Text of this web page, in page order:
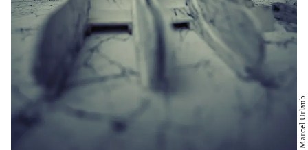
Foto: Marcel Urlaub